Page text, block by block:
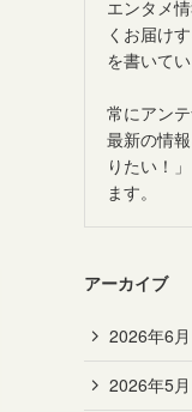
エンタメ
くお届け
を書いてい
常にアン
最新の情
りたい！
ます。
アーカイブ
2026年6月
2026年5月